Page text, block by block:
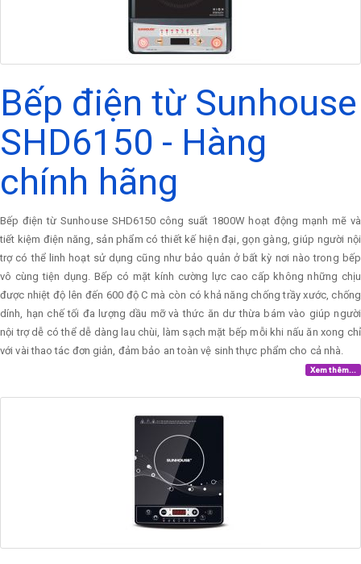
Bếp điện từ Sunhouse
SHD6150 - Hàng
chính hãng
Bếp điện từ Sunhouse SHD6150 công suất 1800W hoạt động mạnh mẽ và
tiết kiệm điện năng, sản phẩm có thiết kế hiện đại, gọn gàng, giúp người nội
trợ có thể linh hoạt sử dụng cũng như bảo quản ở bất kỳ nơi nào trong bếp
vô cùng tiện dụng. Bếp có mặt kính cường lực cao cấp không những chịu
được nhiệt độ lên đến 600 độ C mà còn có khả năng chống trầy xước, chống
dính, hạn chế tối đa lượng dầu mỡ và thức ăn dư thừa bám vào giúp người
nội trợ dễ có thể dễ dàng lau chùi, làm sạch mặt bếp mỗi khi nấu ăn xong chỉ
với vài thao tác đơn giản, đảm bảo an toàn vệ sinh thực phẩm cho cả nhà.
Xem thêm...